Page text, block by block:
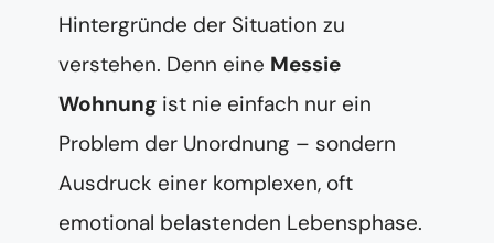
Hintergründe der Situation zu
verstehen. Denn eine Messie
Wohnung ist nie einfach nur ein
Problem der Unordnung – sondern
Ausdruck einer komplexen, oft
emotional belastenden Lebensphase.